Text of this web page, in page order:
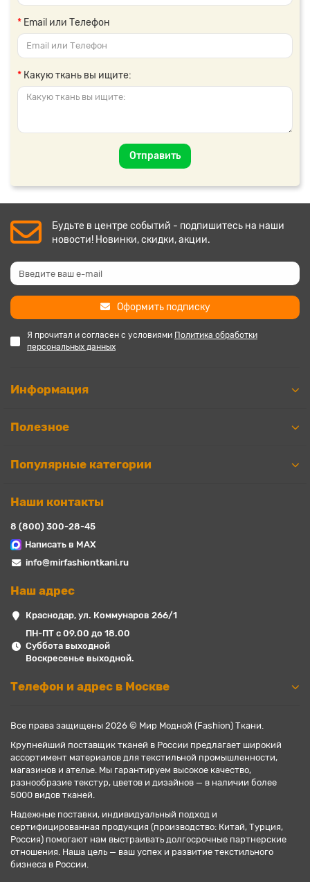
Email или Телефон
Какую ткань вы ищите:
Отправить
Будьте в центре событий - подпишитесь на наши
новости! Новинки, скидки, акции.
Оформить подписку
Я прочитал и согласен с условиями Политика обработки
персональных данных
Информация
Полезное
Популярные категории
Наши контакты
8 (800) 300-28-45
Написать в MAX
info@mirfashiontkani.ru
Наш адрес
Краснодар, ул. Коммунаров 266/1
ПН-ПТ с 09.00 до 18.00
Суббота выходной
Воскресенье выходной.
Телефон и адрес в Москве
Все права защищены 2026 © Мир Модной (Fashion) Ткани.
Крупнейший поставщик тканей в России предлагает широкий
ассортимент материалов для текстильной промышленности,
магазинов и ателье. Мы гарантируем высокое качество,
разнообразие текстур, цветов и дизайнов — в наличии более
5000 видов тканей.
Надежные поставки, индивидуальный подход и
сертифицированная продукция (производство: Китай, Турция,
Россия) помогают нам выстраивать долгосрочные партнерские
отношения. Наша цель — ваш успех и развитие текстильного
бизнеса в России.